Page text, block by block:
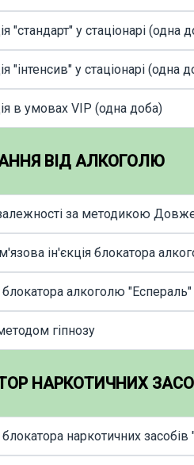
"стандарт" у стаціонарі (одна
"інтенсив" у стаціонарі (одна
в умовах VIP (одна доба)
ВІД АЛКОГОЛЮ
за методикою
ін'єкція блокатора
блокатора алкоголю
гіпнозу
НАРКОТИЧНИХ
блокатора наркотичних